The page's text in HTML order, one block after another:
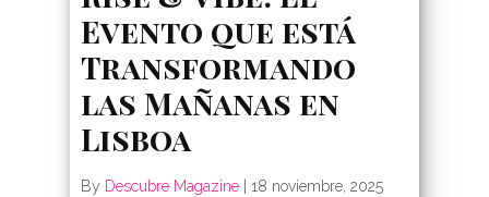
Evento que está
Transformando
las Mañanas en
Lisboa
By Descubre Magazine 18 noviembre, 2025